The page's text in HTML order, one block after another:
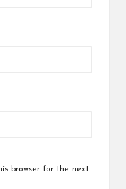
browser for the next